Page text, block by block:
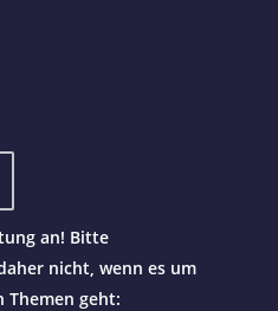
an! Bitte
nicht, wenn es um
Themen geht: